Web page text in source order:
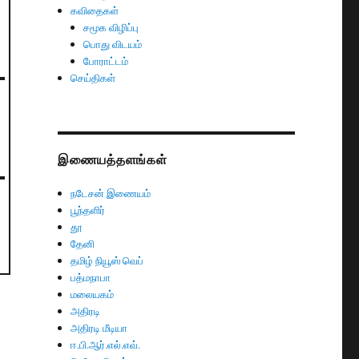
கவிதைகள்
சமூக விழிப்பு
பொது விடயம்
போராட்டம்
செய்திகள்
இணையத்தளங்கள்
நடேசன் இணையம்
பூந்தளிர்
தூ
தேனி
தமிழ் நியூஸ் வெப்
பத்மநாபா
மலையகம்
அதிரடி
அதிரடி மீடியா
ஈ.பி.ஆர்.எல்.எவ்.